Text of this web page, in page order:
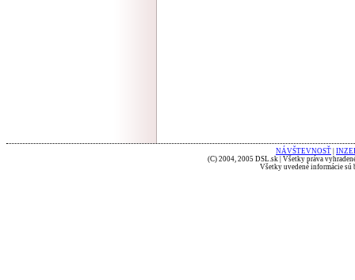
NÁVŠTEVNOSŤ
(C) 2004, 2005 DSL.sk | Všetky práva
Všetky uvedené informácie sú